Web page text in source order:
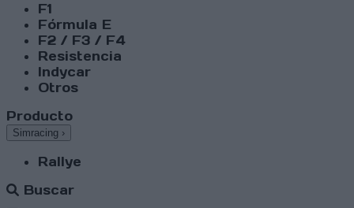
F1
Fórmula E
F2 / F3 / F4
Resistencia
Indycar
Otros
Producto
Simracing ›
Rallye
Buscar